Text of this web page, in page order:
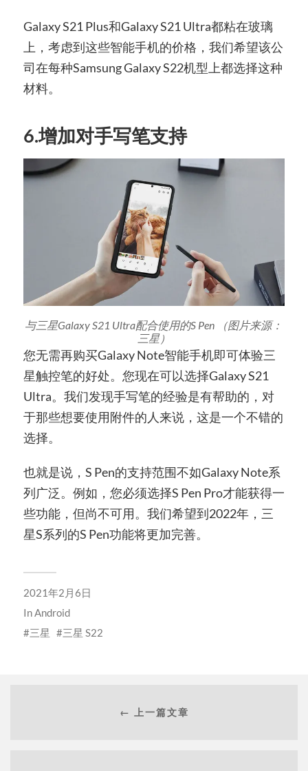
Galaxy S21 Plus和Galaxy S21 Ultra都粘在玻璃
上，考虑到这些智能手机的价格，我们希望该公
司在每种Samsung Galaxy S22机型上都选择这种
材料。
6.增加对手写笔支持
与三星Galaxy S21 Ultra配合使用的S Pen
（图片来源：
三星）
您无需再购买Galaxy Note智能手机即可体验三
星触控笔的好处。您现在可以选择Galaxy S21
Ultra。我们发现手写笔的经验是有帮助的，对
于那些想要使用附件的人来说，这是一个不错的
选择。
也就是说，S Pen的支持范围不如Galaxy Note系
列广泛。例如，您必须选择S Pen Pro才能获得一
些功能，但尚不可用。我们希望到2022年，三
星S系列的S Pen功能将更加完善。
2021年2月6日
InAndroid
三星
三星 S22
← 上一篇文章